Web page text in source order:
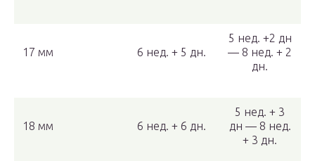
17 мм 6 нед. + 5 дн.
5 нед. +2 дн
— 8 нед. + 2
дн.
18 мм 6 нед. + 6 дн.
5 нед. + 3
дн — 8 нед.
+ 3 дн.